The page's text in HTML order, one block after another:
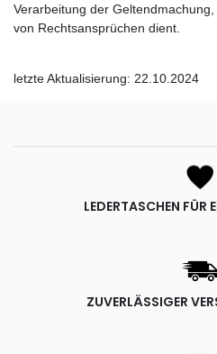
Verarbeitung der
von Rechtsansprüchen dient.
letzte Aktualisierung: 22.10.2024
LEDERTASCHEN FÜR
ZUVERLÄSSIGER